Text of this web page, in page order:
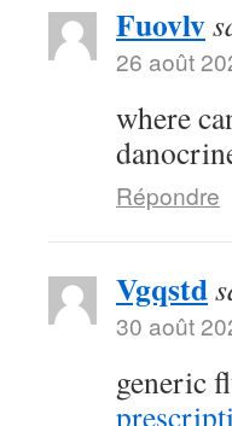
Fuovlv
26 août
where
Répondre
Vgqstd
30 août
generic